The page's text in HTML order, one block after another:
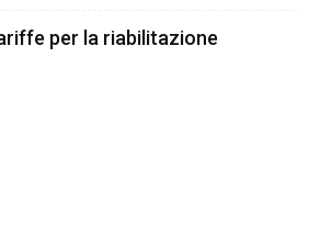
per la riabilitazione